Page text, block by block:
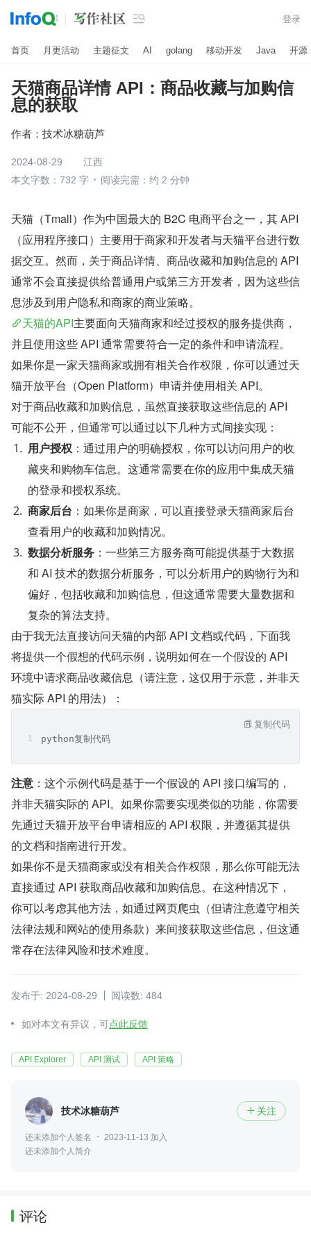
 登录
首页 月更活动 主题征文 AI golang 移动开发 Java 开源
天猫商品详情 API：商品收藏与加购信
息的获取
作者： 技术冰糖葫芦
2024-08-29
江西
本文字数：732 字
阅读完需：约 2 分钟
天猫（Tmall）作为中国最大的 B2C 电商平台之一，其 API
（应用程序接口）主要用于商家和开发者与天猫平台进行数
据交互。然而，关于商品详情、商品收藏和加购信息的 API
通常不会直接提供给普通用户或第三方开发者，因为这些信
息涉及到用户隐私和商家的商业策略。
天猫的API主要面向天猫商家和经过授权的服务提供商，
并且使用这些 API 通常需要符合一定的条件和申请流程。
如果你是一家天猫商家或拥有相关合作权限，你可以通过天
猫开放平台（Open Platform）申请并使用相关 API。
对于商品收藏和加购信息，虽然直接获取这些信息的 API
可能不公开，但通常可以通过以下几种方式间接实现：
用户授权 ：通过用户的明确授权，你可以访问用户的收
藏夹和购物车信息。这通常需要在你的应用中集成天猫
的登录和授权系统。
商家后台 ：如果你是商家，可以直接登录天猫商家后台
查看用户的收藏和加购情况。
数据分析服务 ：一些第三方服务商可能提供基于大数据
和 AI 技术的数据分析服务，可以分析用户的购物行为和
偏好，包括收藏和加购信息，但这通常需要大量数据和
复杂的算法支持。
由于我无法直接访问天猫的内部 API 文档或代码，下面我
将提供一个假想的代码示例，说明如何在一个假设的 API
环境中请求商品收藏信息（请注意，这仅用于示意，并非天
猫实际 API 的用法）：
python复制代码
复制代码
注意 ：这个示例代码是基于一个假设的 API 接口编写的，
并非天猫实际的 API。如果你需要实现类似的功能，你需要
先通过天猫开放平台申请相应的 API 权限，并遵循其提供
的文档和指南进行开发。
如果你不是天猫商家或没有相关合作权限，那么你可能无法
直接通过 API 获取商品收藏和加购信息。在这种情况下，
你可以考虑其他方法，如通过网页爬虫（但请注意遵守相关
法律法规和网站的使用条款）来间接获取这些信息，但这通
常存在法律风险和技术难度。
发布于: 2024-08-29 阅读数: 484
如对本文有异议，可点此反馈
API Explorer API 测试 API 策略
技术冰糖葫芦  关注
还未添加个人签名
2023-11-13 加入
还未添加个人简介
评论